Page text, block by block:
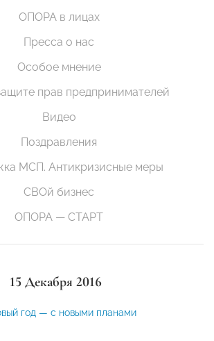
ОПОРА в лицах
Пресса о нас
Особое мнение
прав предпринимателей
Видео
Поздравления
МСП. Антикризисные меры
СВОй бизнес
ОПОРА — СТАРТ
15 Декабря 2016
год — с новыми планами